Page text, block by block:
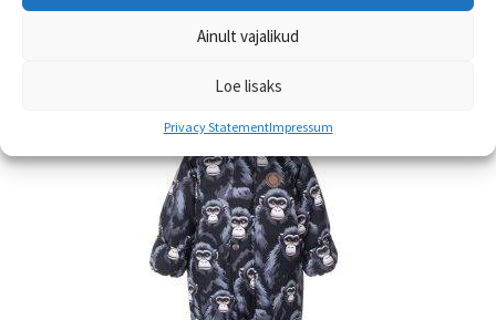
Ainult vajalikud
Loe lisaks
Privacy StatementImpressum
on
mitu
saab
teha
tootelehel.